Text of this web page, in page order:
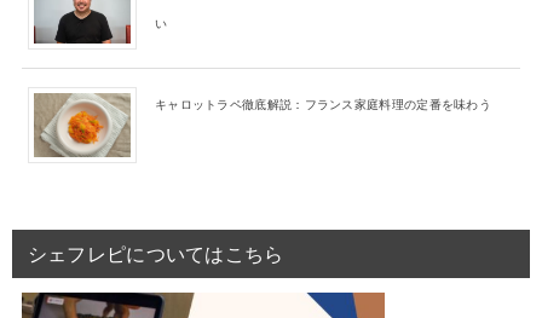
い
キャロットラペ徹底解説：フランス家庭料理の定番を味わう
シェフレピについてはこちら